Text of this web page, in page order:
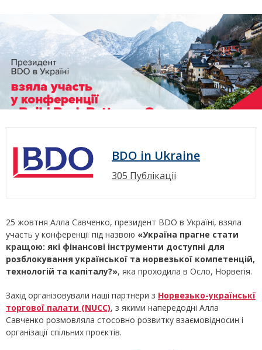
BDO in Ukraine
305 Публікації
25 жовтня Алла Савченко, президент BDO в Україні, взяла
участь у конференції під назвою «Україна прагне стати
кращою: які фінансові інструменти доступні для
розблокування української та норвезької компетенцій,
технологій та капіталу?», яка проходила в Осло, Норвегія.
Захід організовували наші партнери з Норвезько-українськї
торгової палати (NUCC), з якими напередодні Алла
Савченко розмовляла стосовно розвитку взаємовідносин і
організації спільних проєктів.